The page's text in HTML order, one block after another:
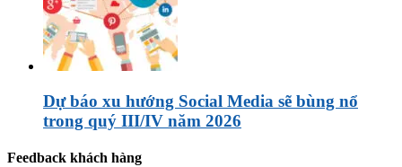
Dự báo xu hướng Social Media sẽ bùng nổ
trong quý III/IV năm 2026
Feedback khách hàng